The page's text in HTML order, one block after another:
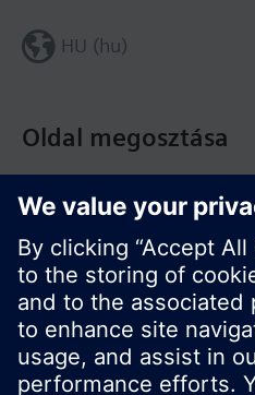
Oldal megosztása
HU (hu)